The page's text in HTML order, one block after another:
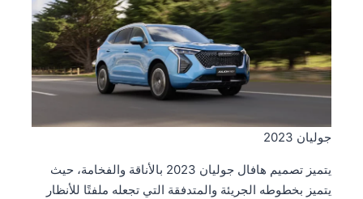
جوليان 2023
يتميز تصميم هافال جوليان 2023 بالأناقة والفخامة، حيث
يتميز بخطوطه الجريئة والمتدفقة التي تجعله ملفتًا للأنظار